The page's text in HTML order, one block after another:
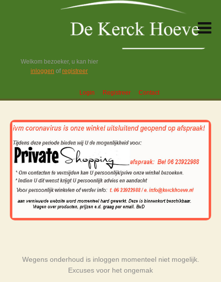
Welkom bezoeker, u kan hier
inloggen ofregistreer
Login Registreer Contact
Wegens onderhoud is inloggen momenteel niet mogelijk.
Excuses voor het ongemak